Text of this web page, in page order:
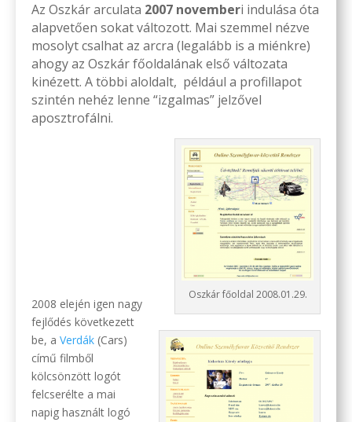
Az Oszkár arculata 2007 novemberi indulása óta
alapvetően sokat változott. Mai szemmel nézve
mosolyt csalhat az arcra (legalább is a miénkre)
ahogy az Oszkár főoldalának első változata
kinézett. A többi aloldalt, például a profillapot
szintén nehéz lenne “izgalmas” jelzővel
aposztrofálni.
Oszkár főoldal 2008.01.29.
2008 elején igen nagy
fejlődés következett
be, a Verdák(Cars)
című filmből
kölcsönzött logót
felcserélte a mai
napig használt logó